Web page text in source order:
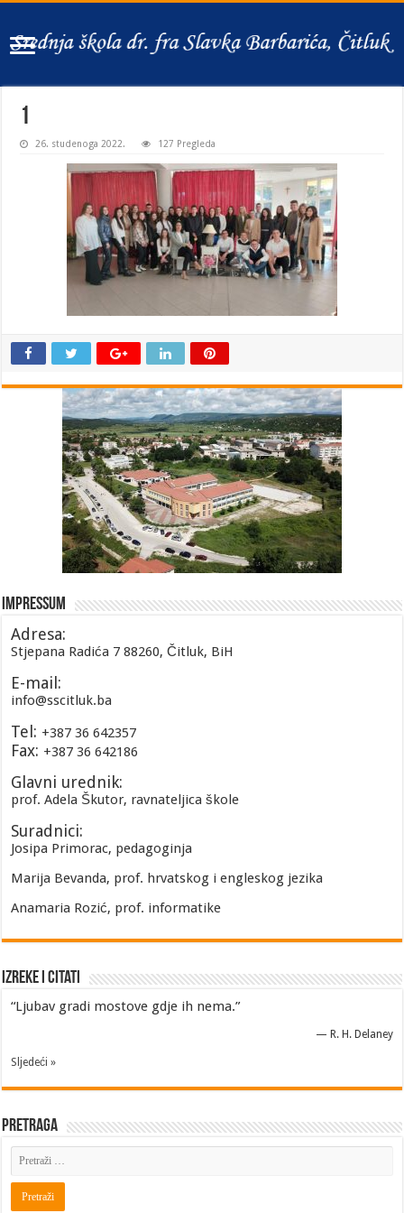
1
26. studenoga 2022. 127 Pregleda
Impressum
Adresa:
Stjepana Radića 7 88260, Čitluk, BiH
E-mail:
info@sscitluk.ba
Tel: +387 36 642357
Fax: +387 36 642186
Glavni urednik:
prof. Adela Škutor, ravnateljica škole
Suradnici:
Josipa Primorac, pedagoginja
Marija Bevanda, prof. hrvatskog i engleskog jezika
Anamaria Rozić, prof. informatike
Izreke i Citati
“Ljubav gradi mostove gdje ih nema.”
— R. H. Delaney
Sljedeći »
Pretraga